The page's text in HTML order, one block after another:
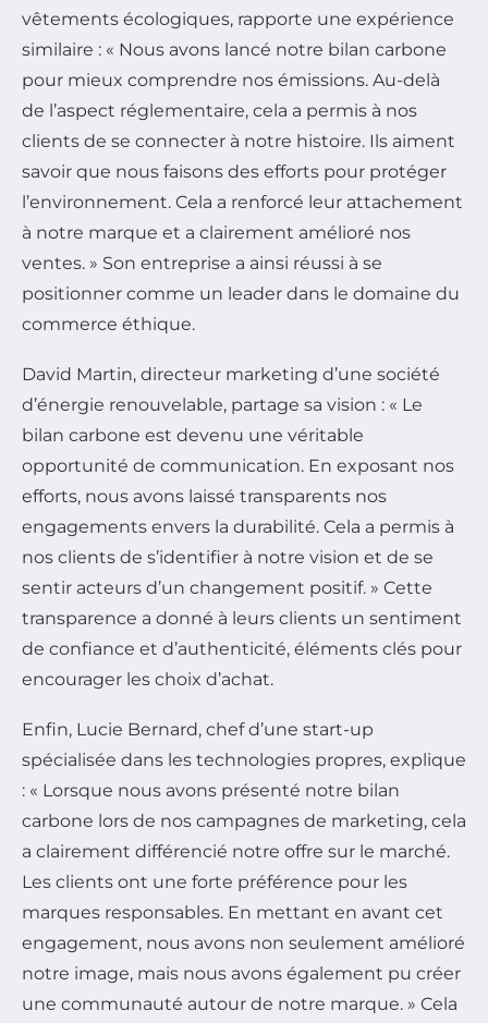
vêtements écologiques, rapporte une expérience
similaire : « Nous avons lancé notre bilan carbone
pour mieux comprendre nos émissions. Au-delà
de l’aspect réglementaire, cela a permis à nos
clients de se connecter à notre histoire. Ils aiment
savoir que nous faisons des efforts pour protéger
l’environnement. Cela a renforcé leur attachement
à notre marque et a clairement amélioré nos
ventes. » Son entreprise a ainsi réussi à se
positionner comme un leader dans le domaine du
commerce éthique.
David Martin, directeur marketing d’une société
d’énergie renouvelable, partage sa vision : « Le
bilan carbone est devenu une véritable
opportunité de communication. En exposant nos
efforts, nous avons laissé transparents nos
engagements envers la durabilité. Cela a permis à
nos clients de s’identifier à notre vision et de se
sentir acteurs d’un changement positif. » Cette
transparence a donné à leurs clients un sentiment
de confiance et d’authenticité, éléments clés pour
encourager les choix d’achat.
Enfin, Lucie Bernard, chef d’une start-up
spécialisée dans les technologies propres, explique
: « Lorsque nous avons présenté notre bilan
carbone lors de nos campagnes de marketing, cela
a clairement différencié notre offre sur le marché.
Les clients ont une forte préférence pour les
marques responsables. En mettant en avant cet
engagement, nous avons non seulement amélioré
notre image, mais nous avons également pu créer
une communauté autour de notre marque. » Cela